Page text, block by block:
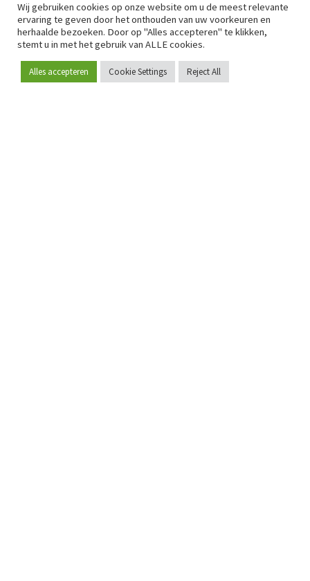
Word lid
Wij gebruiken cookies op onze website om u de meest relevante
ervaring te geven door het onthouden van uw voorkeuren en
herhaalde bezoeken. Door op "Alles accepteren" te klikken,
stemt u in met het gebruik van ALLE cookies.
Alles accepteren Cookie Settings Reject All